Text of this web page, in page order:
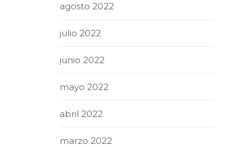
agosto 2022
julio 2022
junio 2022
mayo 2022
abril 2022
marzo 2022